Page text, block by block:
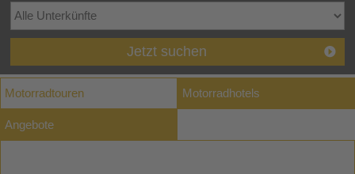
Jetzt suchen
Motorradtouren Motorradhotels
Angebote